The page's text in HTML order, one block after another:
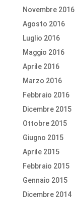
Novembre 2016
Agosto 2016
Luglio 2016
Maggio 2016
Aprile 2016
Marzo 2016
Febbraio 2016
Dicembre 2015
Ottobre 2015
Giugno 2015
Aprile 2015
Febbraio 2015
Gennaio 2015
Dicembre 2014